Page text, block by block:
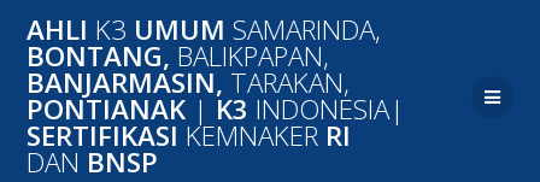
to
content
AHLI K3 UMUM SAMARINDA,
BONTANG, BALIKPAPAN,
BANJARMASIN, TARAKAN,
PONTIANAK | K3 INDONESIA|
SERTIFIKASI KEMNAKER RI
DAN BNSP